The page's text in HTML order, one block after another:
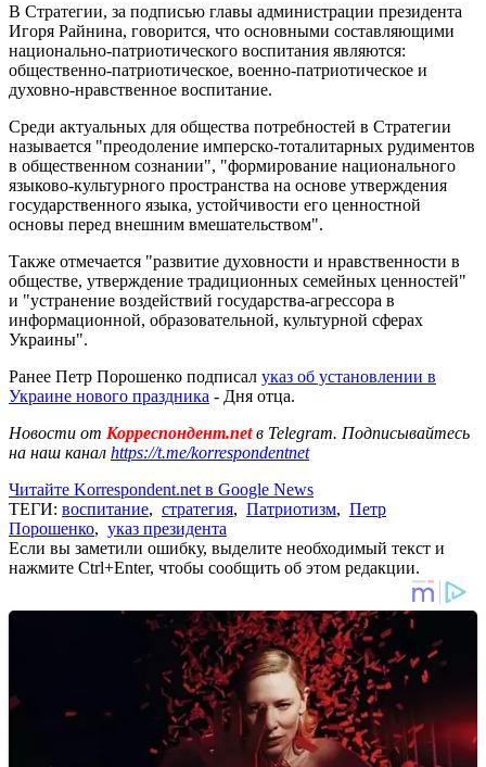
В Стратегии, за подписью главы администрации президента
Игоря Райнина, говорится, что основными составляющими
национально-патриотического воспитания являются:
общественно-патриотическое, военно-патриотическое и
духовно-нравственное воспитание.
Среди актуальных для общества потребностей в Стратегии
называется "преодоление имперско-тоталитарных рудиментов
в общественном сознании", "формирование национального
языково-культурного пространства на основе утверждения
государственного языка, устойчивости его ценностной
основы перед внешним вмешательством".
Также отмечается "развитие духовности и нравственности в
обществе, утверждение традиционных семейных ценностей"
и "устранение воздействий государства-агрессора в
информационной, образовательной, культурной сферах
Украины".
Ранее Петр Порошенко подписал указ об установлении в
Украине нового праздника - Дня отца.
Новости от Корреспондент.netв Telegram. Подписывайтесь
на наш канал https://t.me/korrespondentnet
Читайте Korrespondent.net в Google News
ТЕГИ: воспитание, стратегия, Патриотизм, Петр
Порошенко, указ президента
Если вы заметили ошибку, выделите необходимый текст и
нажмите Ctrl+Enter, чтобы сообщить об этом редакции.